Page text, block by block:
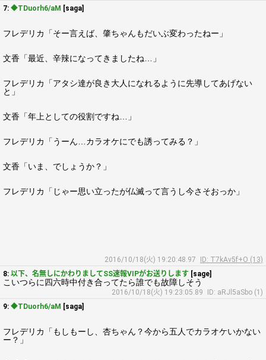
7: ◆TDuorh6/aM [saga]
フレデリカ「そー言えば、肇ちゃんもだいぶ変わったねー」
文香「最近、辛辣になってきましたね…」
フレデリカ「アタシ達が良き大人になれるように先導してあげない
と」
文香「年上としての役割ですね…」
フレデリカ「うーん…カラオケにでも誘ってみる？」
文香「いま、でしょうか？」
フレデリカ「じゃー思い立ったが仏滅って言うし今さそおっか」
2016/10/18(火) 19:20:48.97
ID: T7kAv5f+O (13)
8: 以下、名無しにかわりましてSS速報VIPがお送りします [sage]
こいつらに四六時中付き合ってたら誰でも故障しそう
2016/10/18(火) 19:23:05.89
ID: aRJl5aSbo (1)
9: ◆TDuorh6/aM [saga]
フレデリカ「もしもーし、杏ちゃん？今から五人でカラオケいかない
ー？」